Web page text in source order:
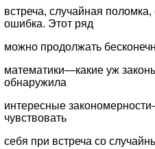
встреча, случайная
ошибка. Этот ряд
можно продолжать
математики—какие уж
обнаружила
интересные
чувствовать
себя при встреча со